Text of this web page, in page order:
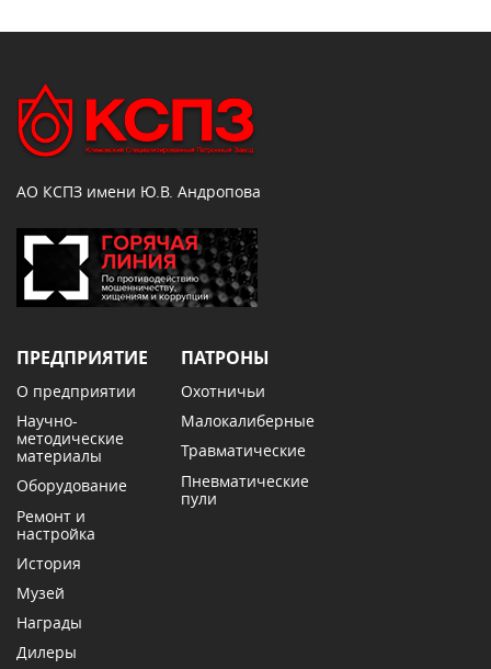
АО КСПЗ имени Ю.В. Андропова
ПРЕДПРИЯТИЕ
О предприятии
Научно-
методические
материалы
Оборудование
Ремонт и
настройка
История
Музей
Награды
Дилеры
ПАТРОНЫ
Охотничьи
Малокалиберные
Травматические
Пневматические
пули